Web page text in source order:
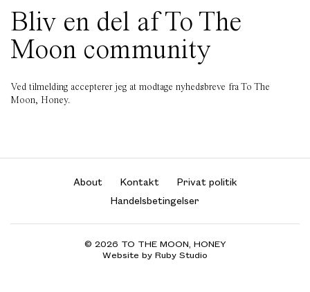
Bliv en del af To The
Moon community
Ved tilmelding accepterer jeg at modtage nyhedsbreve fra To The
Moon, Honey.
About Kontakt
Privat politik
Handelsbetingelser
© 2026 TO THE MOON, HONEY
Website by Ruby Studio